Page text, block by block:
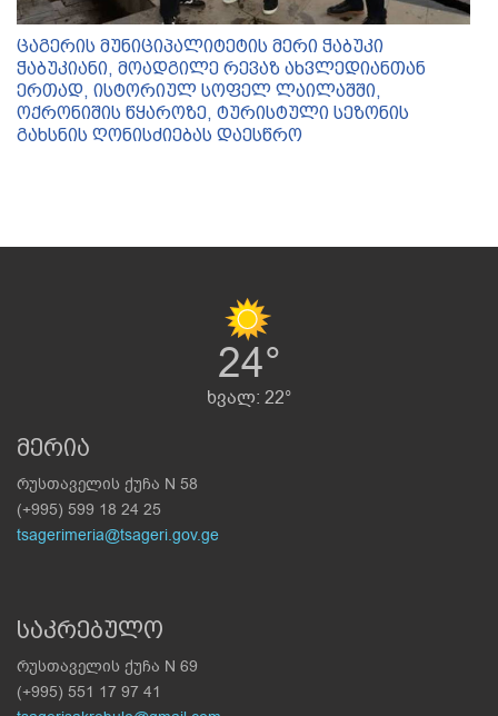
ცაგერის მუნიციპალიტეტის მერი ჭაბუკი
ჭაბუკიანი, მოადგილე რევაზ ახვლედიანთან
ერთად, ისტორიულ სოფელ ლაილაშში,
ოქრონიშის წყაროზე, ტურისტული სეზონის
გახსნის ღონისძიებას დაესწრო
24°
ხვალ: 22°
მერია
რუსთაველის ქუჩა N 58
(+995) 599 18 24 25
tsagerimeria@tsageri.gov.ge
საკრებულო
რუსთაველის ქუჩა N 69
(+995) 551 17 97 41